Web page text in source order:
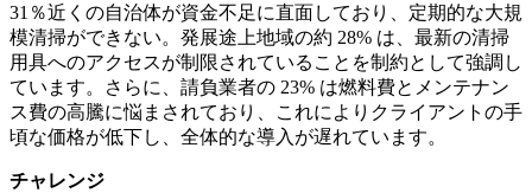
31％近くの自治体が資金不足に直面しており、定期的な大規
模清掃ができない。発展途上地域の約 28% は、最新の清掃
用具へのアクセスが制限されていることを制約として強調し
ています。さらに、請負業者の 23% は燃料費とメンテナン
ス費の高騰に悩まされており、これによりクライアントの手
頃な価格が低下し、全体的な導入が遅れています。
チャレンジ